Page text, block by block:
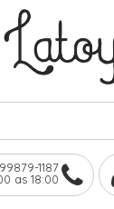
1187
as 18:00